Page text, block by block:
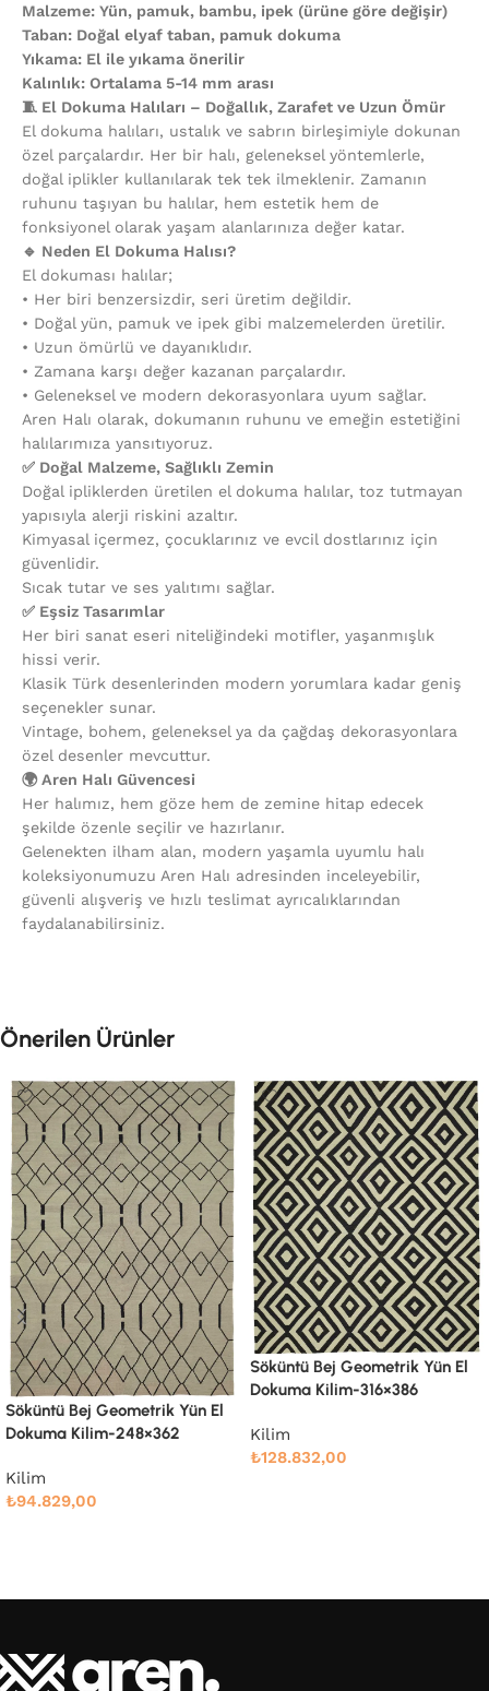
Malzeme: Yün, pamuk, bambu, ipek (ürüne göre değişir)
Taban: Doğal elyaf taban, pamuk dokuma
Yıkama: El ile yıkama önerilir
Kalınlık: Ortalama 5-14 mm arası
🧵 El Dokuma Halıları – Doğallık, Zarafet ve Uzun Ömür
El dokuma halıları, ustalık ve sabrın birleşimiyle dokunan
özel parçalardır. Her bir halı, geleneksel yöntemlerle,
doğal iplikler kullanılarak tek tek ilmeklenir. Zamanın
ruhunu taşıyan bu halılar, hem estetik hem de
fonksiyonel olarak yaşam alanlarınıza değer katar.
🔹 Neden El Dokuma Halısı?
El dokuması halılar;
•⁠ ⁠Her biri benzersizdir, seri üretim değildir.
•⁠ ⁠Doğal yün, pamuk ve ipek gibi malzemelerden üretilir.
•⁠ ⁠Uzun ömürlü ve dayanıklıdır.
•⁠ ⁠Zamana karşı değer kazanan parçalardır.
•⁠ ⁠Geleneksel ve modern dekorasyonlara uyum sağlar.
Aren Halı olarak, dokumanın ruhunu ve emeğin estetiğini
halılarımıza yansıtıyoruz.
✅ Doğal Malzeme, Sağlıklı Zemin
Doğal ipliklerden üretilen el dokuma halılar, toz tutmayan
yapısıyla alerji riskini azaltır.
Kimyasal içermez, çocuklarınız ve evcil dostlarınız için
güvenlidir.
Sıcak tutar ve ses yalıtımı sağlar.
✅ Eşsiz Tasarımlar
Her biri sanat eseri niteliğindeki motifler, yaşanmışlık
hissi verir.
Klasik Türk desenlerinden modern yorumlara kadar geniş
seçenekler sunar.
Vintage, bohem, geleneksel ya da çağdaş dekorasyonlara
özel desenler mevcuttur.
🌍 Aren Halı Güvencesi
Her halımız, hem göze hem de zemine hitap edecek
şekilde özenle seçilir ve hazırlanır.
Gelenekten ilham alan, modern yaşamla uyumlu halı
koleksiyonumuzu Aren Halı adresinden inceleyebilir,
güvenli alışveriş ve hızlı teslimat ayrıcalıklarından
faydalanabilirsiniz.
Önerilen Ürünler
Söküntü Bej Geometrik Yün El
Dokuma Kilim-316×386
Kilim
Devamını oku
Söküntü Bej Modern Dizayn
Kilim